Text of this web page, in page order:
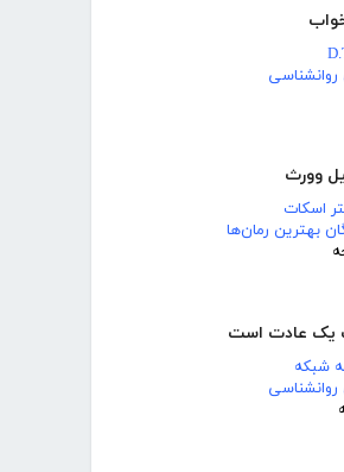
وورث
اسکات
بهترین رمان‌ها
یک عادت است
شبکه